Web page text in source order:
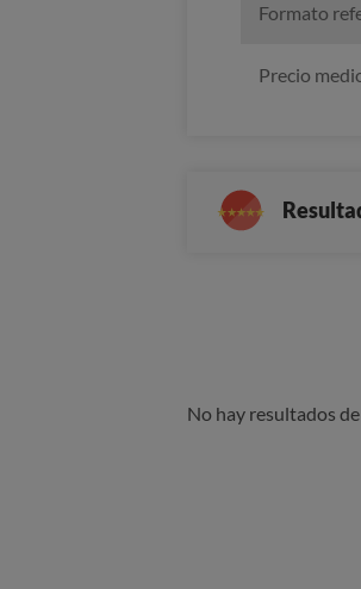
Formato
Precio
No hay resultados